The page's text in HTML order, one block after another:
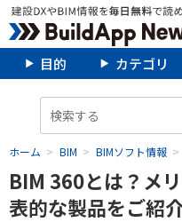
目的 カテゴリ
ホーム BIM BIMソフト情報
BIM 360とは？メ
表的な製品をご紹